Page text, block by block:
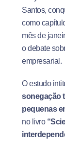
Santos,
como
mês de
o debate
empresarial.
O estudo
sonegação
pequenas
no livro